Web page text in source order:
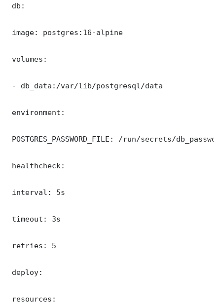
db:
image: postgres:16-alpine
volumes:
- db_data:/var/lib/postgresql/data
environment:
POSTGRES_PASSWORD_FILE: /run/secrets/
healthcheck:
interval: 5s
timeout: 3s
retries: 5
deploy:
resources: